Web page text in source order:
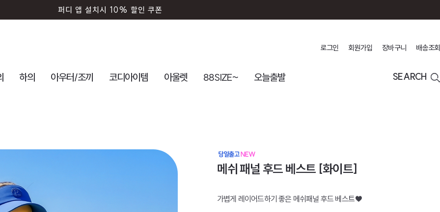
회원가입시 즉시 사용 5000원 쿠폰
로그인 회원가입 장바구니 배송조회
하의 아우터/조끼 코디아이템 아울렛 88SIZE~ 오늘출발 SEARCH
메쉬 패널 후드 베스트 [화이트]
가볍게 레이어드하기 좋은 메쉬패널 후드 베스트♥